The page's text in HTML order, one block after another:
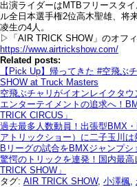
出演ライダーはMTBフリースタ
ル全日本選手権2位高木聖雄、将
凌生の4人。
▷「AIR TRICK SHOW」のオフ
https://www.airtrickshow.com/
Related posts:
【Pick Up】帰ってきた #空飛ぶ
SHOW at Truck Masters
空飛ぶチャリがイオンレイクタ
エンターテイメントの追求へ！
TRICK CIRCUS」
過去最多人数動員！出張型BMX
アトリックショー）に二子玉川は
Bリーグの試合をBMXジャンプ
驚愕のトリックを連発！国内最
TRICK SHOW」
タグ: AIR TRICK SHOW, 小澤楓